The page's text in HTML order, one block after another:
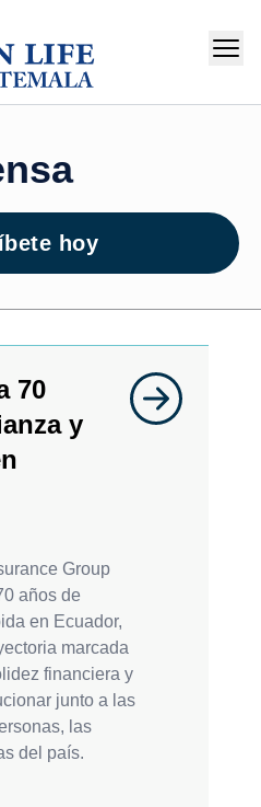
hoy
70
y
Group
años de
en Ecuador,
marcada
financiera y
junto a las
las
del país.